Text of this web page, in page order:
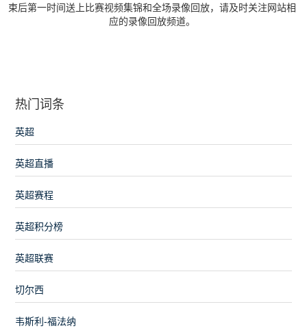
束后第一时间送上比赛视频集锦和全场录像回放，请及时关注网站相
应的录像回放频道。
热门词条
英超
英超直播
英超赛程
英超积分榜
英超联赛
切尔西
韦斯利-福法纳